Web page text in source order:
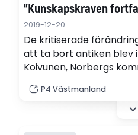
"Kunskapskraven
2019-12-20
De kritiserade
att ta bort antiken blev
Koivunen, Norbergs
Centralskolan i
att betygskriterierna är
P4 Västmanland